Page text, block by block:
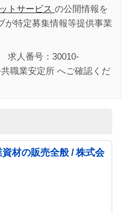
トサービス の公開情報を
が特定募集情報等提供事業
求人番号： 30010-
職業安定所 へご確認くだ
材の販売全般 / 株式会